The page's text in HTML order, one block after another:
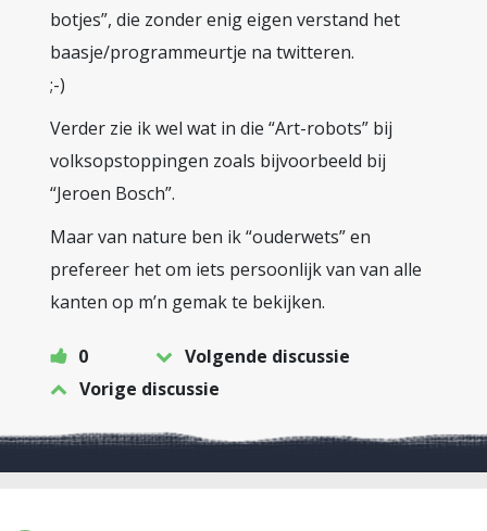
botjes”, die zonder enig eigen verstand het
baasje/programmeurtje na twitteren.
;-)
Verder zie ik wel wat in die “Art-robots” bij
volksopstoppingen zoals bijvoorbeeld bij
“Jeroen Bosch”.
Maar van nature ben ik “ouderwets” en
prefereer het om iets persoonlijk van van alle
kanten op m’n gemak te bekijken.
0
Volgende discussie
Vorige discussie